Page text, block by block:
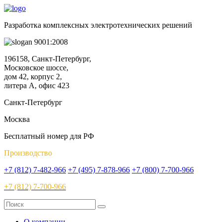
Разработка комплексных электротехнических решений
9001:2008
196158, Санкт-Петербург,
Московское шоссе,
дом 42, корпус 2,
литера А, офис 423
Санкт-Петербург
Москва
Бесплатный номер для РФ
Производство
+7 (812) 7-482-966 +7 (495) 7-878-966 +7 (800) 7-700-966
+7 (812) 7-700-966